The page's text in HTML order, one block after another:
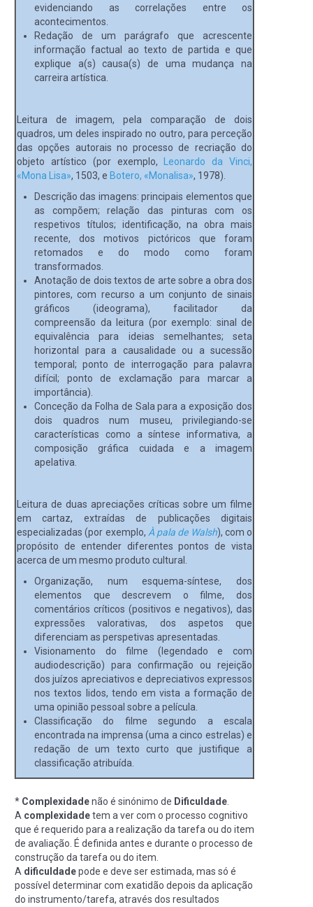
evidenciando as correlações entre os
acontecimentos.
Redação de um parágrafo que acrescente
informação factual ao texto de partida e que
explique a(s) causa(s) de uma mudança na
carreira artística.
Leitura de imagem, pela comparação de dois
quadros, um deles inspirado no outro, para perceção
das opções autorais no processo de recriação do
objeto artístico (por exemplo,Leonardo da Vinci,
«Mona Lisa», 1503, e Botero, «Monalisa», 1978).
Descrição das imagens: principais elementos que
as compõem; relação das pinturas com os
respetivos títulos; identificação, na obra mais
recente, dos motivos pictóricos que foram
retomados e do modo como foram
transformados.
Anotação de dois textos de arte sobre a obra dos
pintores, com recurso a um conjunto de sinais
gráficos (ideograma), facilitador da
compreensão da leitura (por exemplo: sinal de
equivalência para ideias semelhantes; seta
horizontal para a causalidade ou a sucessão
temporal; ponto de interrogação para palavra
difícil; ponto de exclamação para marcar a
importância).
Conceção da Folha de Sala para a exposição dos
dois quadros num museu, privilegiando-se
características como a síntese informativa, a
composição gráfica cuidada e a imagem
apelativa.
Leitura de duas apreciações críticas sobre um filme
em cartaz, extraídas de publicações digitais
especializadas (por exemplo, À pala de Walsh), com o
propósito de entender diferentes pontos de vista
acerca de um mesmo produto cultural.
Organização, num esquema-síntese, dos
elementos que descrevem o filme, dos
comentários críticos (positivos e negativos), das
expressões valorativas, dos aspetos que
diferenciam as perspetivas apresentadas.
Visionamento do filme (legendado e com
audiodescrição) para confirmação ou rejeição
dos juízos apreciativos e depreciativos expressos
nos textos lidos, tendo em vista a formação de
uma opinião pessoal sobre a película.
Classificação do filme segundo a escala
encontrada na imprensa (uma a cinco estrelas) e
redação de um texto curto que justifique a
classificação atribuída.
* Complexidadenão é sinónimo de Dificuldade
A complexidadetem a ver com o processo cognitivo
que é requerido para a realização da tarefa ou do item
de avaliação. É definida antes e durante o processo de
construção da tarefa ou do item.
A dificuldadepode e deve ser estimada, mas só é
possível determinar com exatidão depois da aplicação
do instrumento/tarefa, através dos resultados